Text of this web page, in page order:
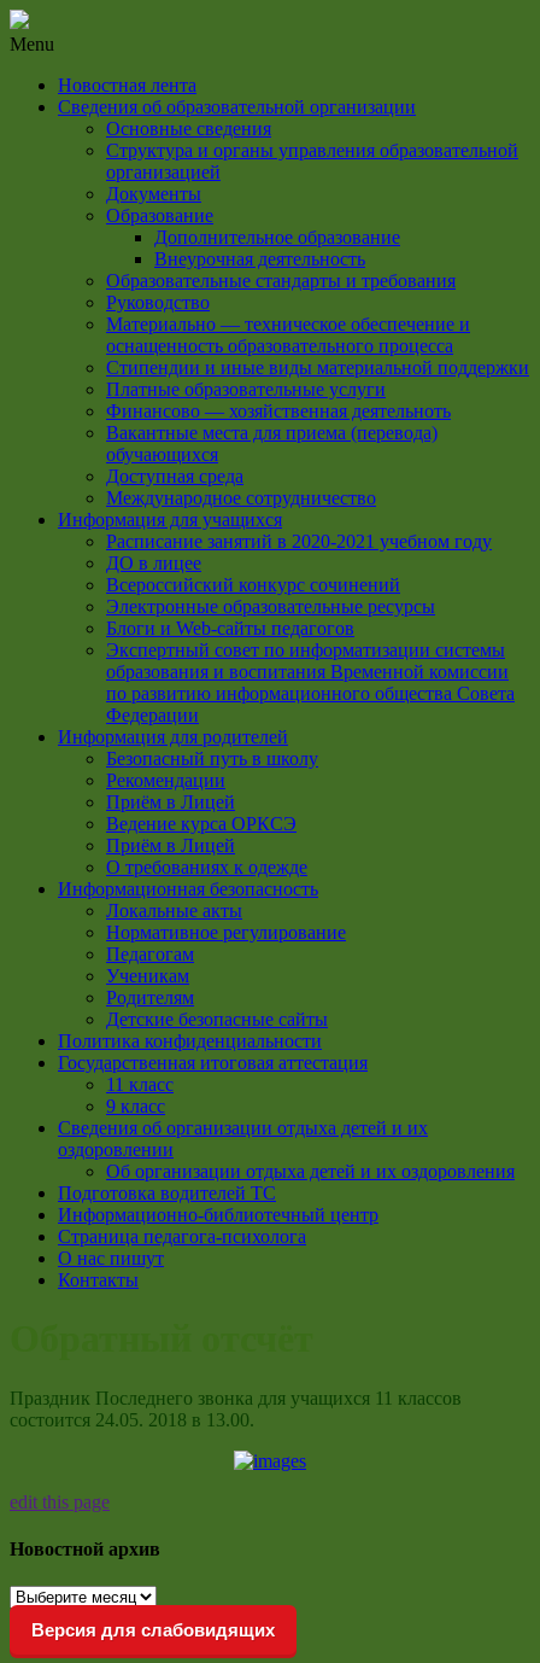
Menu
Новостная лента
Сведения об образовательной организации
Основные сведения
Структура и органы управления образовательной
организацией
Документы
Образование
Дополнительное образование
Внеурочная деятельность
Образовательные стандарты и требования
Руководство
Материально — техническое обеспечение и
оснащенность образовательного процесса
Стипендии и иные виды материальной поддержки
Платные образовательные услуги
Финансово — хозяйственная деятельноть
Вакантные места для приема (перевода)
обучающихся
Доступная среда
Международное сотрудничество
Информация для учащихся
Расписание занятий в 2020-2021 учебном году
ДО в лицее
Всероссийский конкурс сочинений
Электронные образовательные ресурсы
Блоги и Web-сайты педагогов
Экспертный совет по информатизации системы
образования и воспитания Временной комиссии
по развитию информационного общества Совета
Федерации
Информация для родителей
Безопасный путь в школу
Рекомендации
Приём в Лицей
Ведение курса ОРКСЭ
Приём в Лицей
О требованиях к одежде
Информационная безопасность
Локальные акты
Нормативное регулирование
Педагогам
Ученикам
Родителям
Детские безопасные сайты
Политика конфиденциальности
Государственная итоговая аттестация
11 класс
9 класс
Сведения об организации отдыха детей и их
оздоровлении
Об организации отдыха детей и их оздоровления
Подготовка водителей ТС
Информационно-библиотечный центр
Страница педагога-психолога
О нас пишут
Контакты
Праздник Последнего звонка для учащихся 11 классов
состоится 24.05. 2018 в 13.00.
edit this page
Новостной архив
Новостной
архив
Версия для слабовидящих